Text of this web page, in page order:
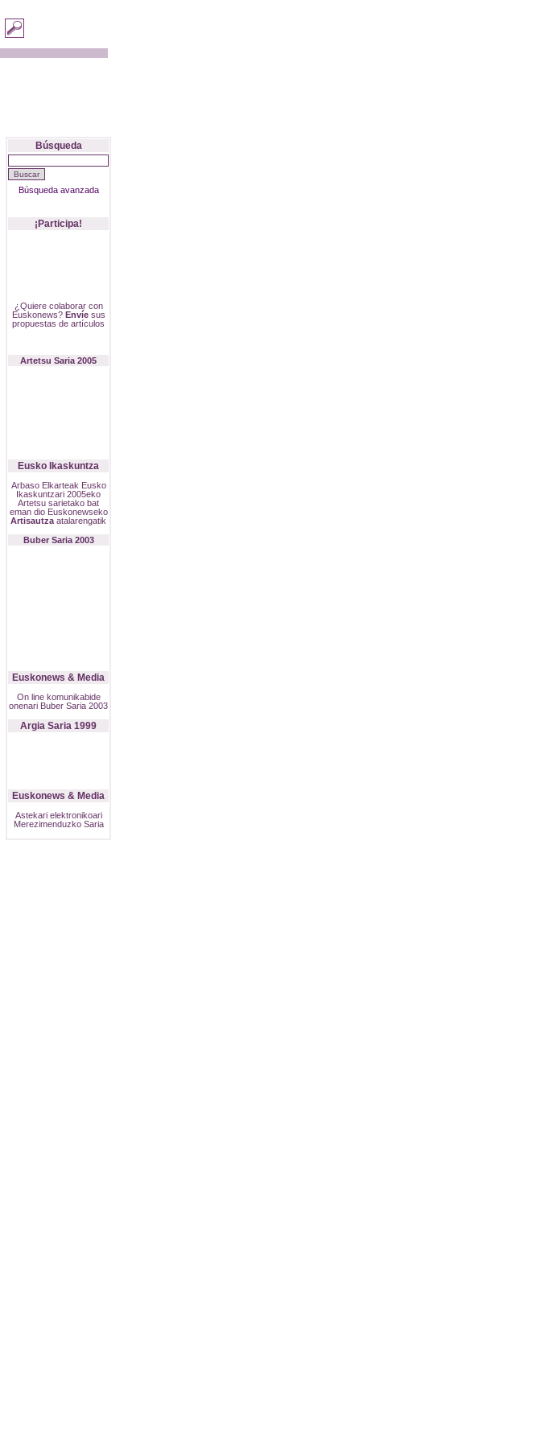
Búsqueda
Búsqueda avanzada
¡Participa!
¿Quiere colaborar con
Euskonews? Envíesus
propuestas de artículos
Artetsu Saria 2005
Eusko Ikaskuntza
Arbaso Elkarteak Eusko
Ikaskuntzari 2005eko
Artetsu sarietako bat
eman dio Euskonewseko
Artisautza atalarengatik
Buber Saria 2003
Euskonews & Media
On line komunikabide
onenari Buber Saria 2003
Argia Saria 1999
Euskonews & Media
Astekari elektronikoari
Merezimenduzko Saria